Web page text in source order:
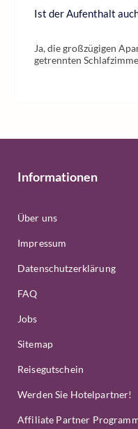
Ist der Aufenthalt
Ja, die großzügigen
getrennten
Informationen
Über uns
Impressum
Datenschutzerklärung
FAQ
Jobs
Sitemap
Reisegutschein
Werden Sie Hotelpartner!
Affiliate Partner